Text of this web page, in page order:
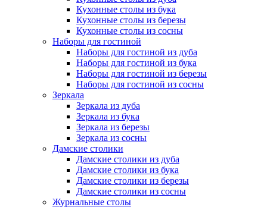
Кухонные столы из бука
Кухонные столы из березы
Кухонные столы из сосны
Наборы для гостиной
Наборы для гостиной из дуба
Наборы для гостиной из бука
Наборы для гостиной из березы
Наборы для гостиной из сосны
Зеркала
Зеркала из дуба
Зеркала из бука
Зеркала из березы
Зеркала из сосны
Дамские столики
Дамские столики из дуба
Дамские столики из бука
Дамские столики из березы
Дамские столики из сосны
Журнальные столы